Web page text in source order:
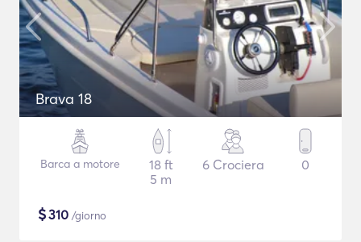
Brava 18
Barca a motore
18 ft
5 m
6 Crociera 0
$310 /giorno